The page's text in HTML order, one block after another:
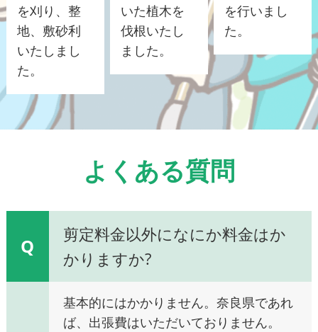
を刈り、整
地、敷砂利
いたしまし
た。
いた植木を
伐根いたし
ました。
を行いまし
た。
よくある質問
Q
剪定料金以外になにか料金はか
かりますか?
基本的にはかかりません。奈良県であれ
ば、出張費はいただいておりません。